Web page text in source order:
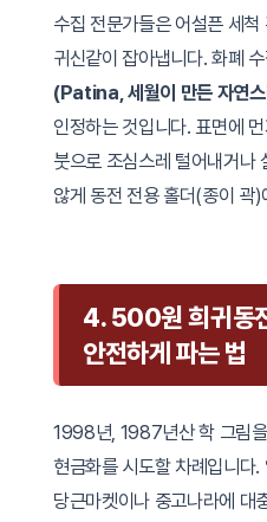
수집 전문가들은 어설픈 세
귀신같이 잡아냅니다. 화폐
(Patina, 세월이 만든 자연스
인정하는 것입니다. 표면에
붓으로 조심스레 털어내거나
않게 동전 전용 홀더(종이 곽
4. 500원 희귀동
안전하게 파는 법
1998년, 1987년산 학 그림
현금화를 시도할 차례입니다
당근마켓이나 중고나라에 대